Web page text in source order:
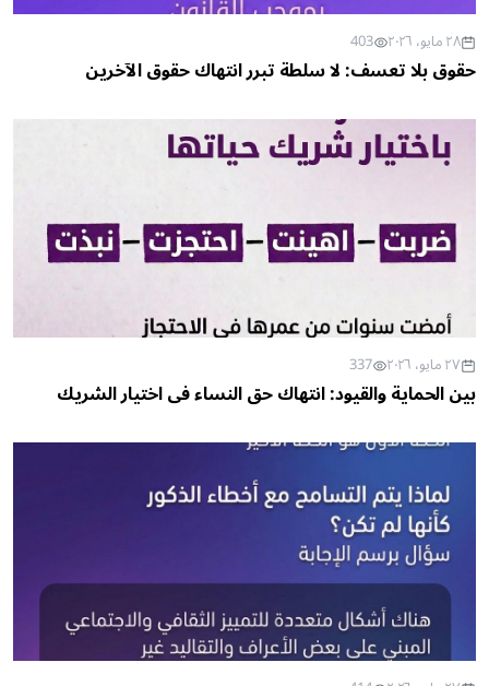
٢٨ مايو، ٢٠٢٦ 403
حقوق بلا تعسف: لا سلطة تبرر انتهاك حقوق الآخرين
٢٧ مايو، ٢٠٢٦ 337
بين الحماية والقيود: انتهاك حق النساء في اختيار الشريك